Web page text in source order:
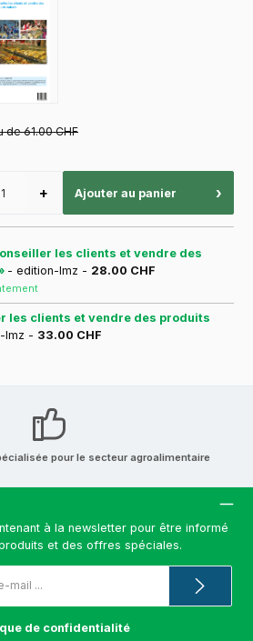
de 61.00 CHF
+ Ajouter au panier ›
les clients et vendre des
- edition-lmz - 28.00 CHF
les clients et vendre des produits
lmz - 33.00 CHF
pour le secteur agroalimentaire
à la newsletter pour être informé
et des offres spéciales.
de confidentialité